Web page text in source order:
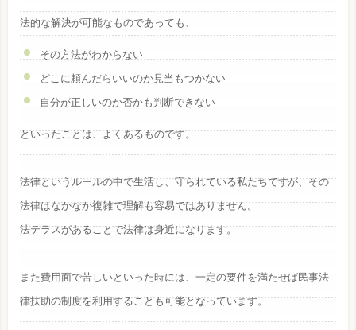
法的な解決が可能なものであっても、
その方法がわからない
どこに頼んだらいいのか見当もつかない
自分が正しいのか否かも判断できない
といったことは、よくあるものです。
法律というルールの中で生活し、守られている私たちですが、その
法律はなかなか複雑で理解も容易ではありません。
法テラスがあることで法律は身近になります。
また費用面で苦しいといった時には、一定の要件を満たせば民事法
律扶助の制度を利用することも可能となっています。